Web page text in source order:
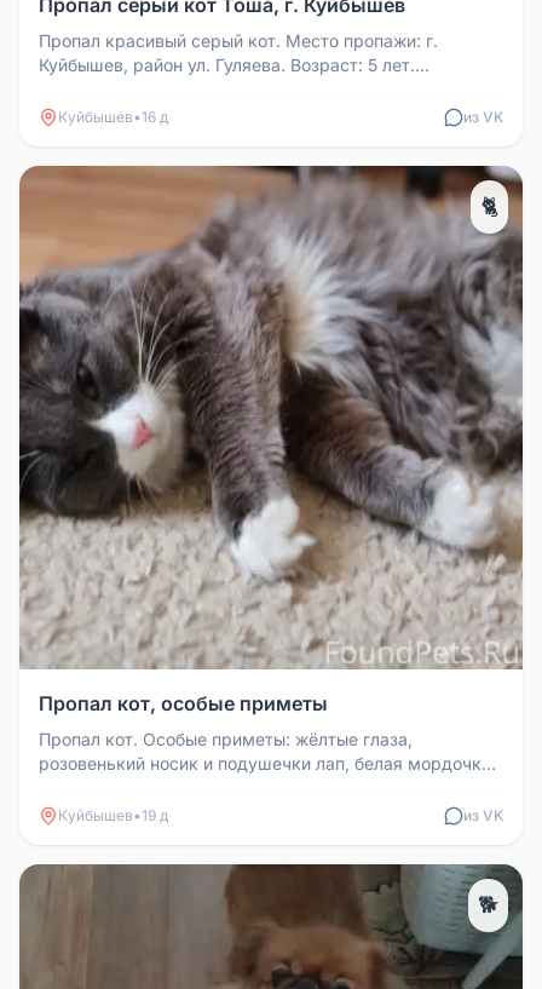
Пропал серый кот Тоша, г. Куйбышев
Пропал красивый серый кот. Место пропажи: г.
Куйбышев, район ул. Гуляева. Возраст: 5 лет.
Куйбышев•16 д из VK
🐈
Пропал кот, особые приметы
Пропал кот. Особые приметы: жёлтые глаза,
розовенький носик и подушечки лап, белая мордочка
Куйбышев•19 д из VK
🐕